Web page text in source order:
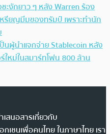
ะงักยาว ๆ หลัง Warren ร้อง
หรียญมีมของทรัมป์ เพราะทำนัก
นผู้นำแจกจ่าย Stablecoin หลัง
ใหม่ในสมาร์ทโฟน 800 ล้าน
สนอสารเกี่ยวกับ
เชนเพื่อคนไทย ในภาษาไทย เรา